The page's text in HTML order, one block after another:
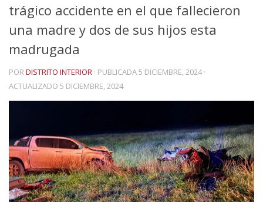
trágico accidente en el que fallecieron
una madre y dos de sus hijos esta
madrugada
PORDISTRITO INTERIOR · PUBLICADA5 DICIEMBRE, 2024·
ACTUALIZADO 5 DICIEMBRE, 2024